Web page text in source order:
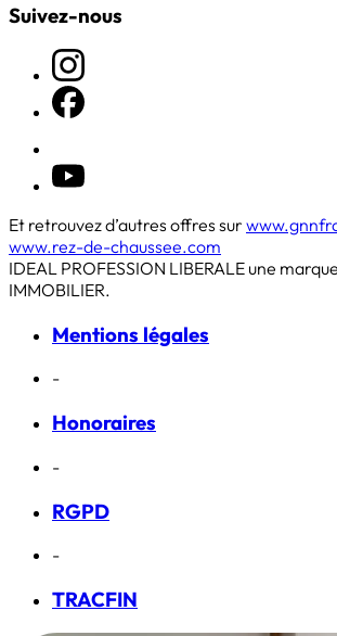
Suivez-nous
Et retrouvez d’autres offres sur
www.rez-de-chaussee.com
IDEAL PROFESSION LIBERALE une
IMMOBILIER.
Mentions légales
-
Honoraires
-
RGPD
-
TRACFIN